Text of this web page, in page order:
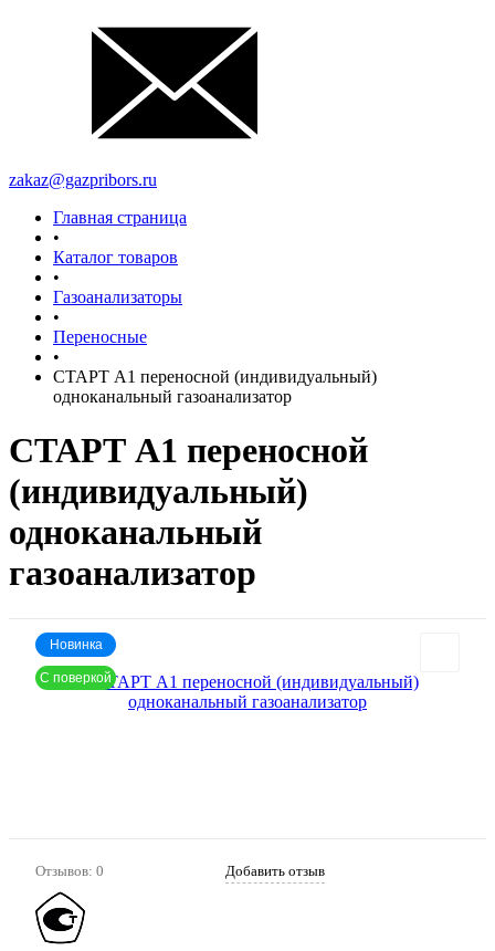
zakaz@gazpribors.ru
Главная страница
•
Каталог товаров
•
Газоанализаторы
•
Переносные
•
СТАРТ А1 переносной (индивидуальный)
одноканальный газоанализатор
СТАРТ А1 переносной
(индивидуальный)
одноканальный
газоанализатор
Новинка
С поверкой
Отзывов: 0 Добавить отзыв